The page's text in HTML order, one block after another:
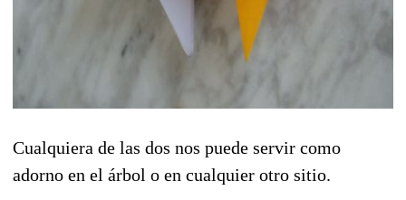
Cualquiera de las dos nos puede servir como
adorno en el árbol o en cualquier otro sitio.